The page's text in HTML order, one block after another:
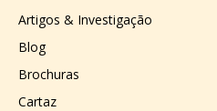
Artigos & Investigação
Blog
Brochuras
Cartaz